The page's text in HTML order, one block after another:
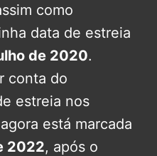
como
data de estreia
de 2020.
conta do
estreia nos
está marcada
2022, após o